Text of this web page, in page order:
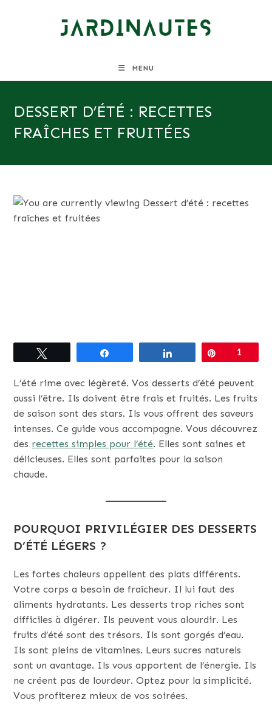
MENU
DESSERT D’ÉTÉ : RECETTES
FRAÎCHES ET FRUITÉES
Partagez Épingle
1
L’été rime avec légèreté. Vos desserts d’été peuvent
aussi l’être. Ils doivent être frais et fruités. Les fruits
de saison sont des stars. Ils vous offrent des saveurs
intenses. Ce guide vous accompagne. Vous découvrez
des recettes simples pour l’été. Elles sont saines et
délicieuses. Elles sont parfaites pour la saison
chaude.
POURQUOI PRIVILÉGIER DES DESSERTS
D’ÉTÉ LÉGERS ?
Les fortes chaleurs appellent des plats différents.
Votre corps a besoin de fraîcheur. Il lui faut des
aliments hydratants. Les desserts trop riches sont
difficiles à digérer. Ils peuvent vous alourdir. Les
fruits d’été sont des trésors. Ils sont gorgés d’eau.
Ils sont pleins de vitamines. Leurs sucres naturels
sont un avantage. Ils vous apportent de l’énergie. Ils
ne créent pas de lourdeur. Optez pour la simplicité.
Vous profiterez mieux de vos soirées.